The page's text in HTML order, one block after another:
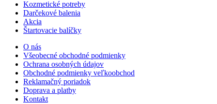
Kozmetické potreby
Darčekové balenia
Akcia
Štartovacie balíčky
O nás
Všeobecné obchodné podmienky
Ochrana osobných údajov
Obchodné podmienky veľkoobchod
Reklamačný poriadok
Doprava a platby
Kontakt